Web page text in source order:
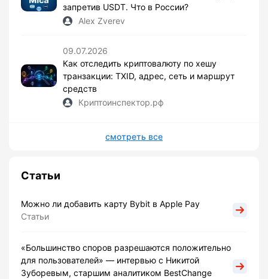
запретив USDT. Что в России?
Alex Zverev
09.07.2026
Как отследить криптовалюту по хешу
транзакции: TXID, адрес, сеть и маршрут
средств
Криптоинспектор.рф
смотреть все
Статьи
Можно ли добавить карту Bybit в Apple Pay
Статьи
«Большинство споров разрешаются положительно
для пользователей» — интервью с Никитой
Зуборевым, старшим аналитиком BestChange